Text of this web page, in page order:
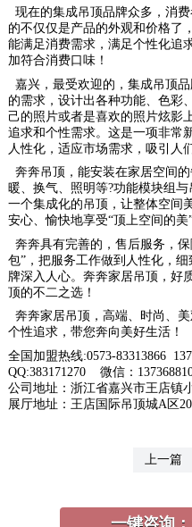
现在的集成吊顶品牌众多，消
的不仅仅是产品的外观和价格了
能满足消费需求，满足个性化追
加符合消费口味！
嘉兴，最受欢迎的，集成吊顶
的需求，设计出各种功能、色彩
己的照片或者是喜欢的照片炫影
追求和个性需求。这是一项非常
人性化，适应市场需求，吸引人
奔奔吊顶，能安装在家居空间
暖、换气、照明等?功能模块组
一个集成化的吊顶，让整体空间
安心、愉快地享受“顶上空间的美”
奔奔具有完善的，售后服务，
包”，把服务工作做到人性化，
牌深入人心。奔奔家居吊顶，好
顶的不二之选！
奔奔家居吊顶，高端、时尚、
个性追求，带您奔向美好生活！
全国加盟热线:0573-83313866
QQ:383171270 微信：
公司地址：浙江省嘉兴市王店镇
展厅地址：王店国际吊顶城A区
上一篇
一键咨询：